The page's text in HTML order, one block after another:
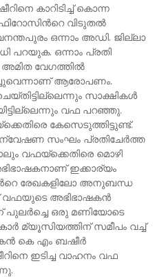
കാറിടിച്ച് കൊന്ന
വിടുതൽ
ഒന്നാം അഡി. ജില്ലാ
പറയുക. ഒന്നാം പ്രതി
അമിത വേഗത്തിൽ
ആരോപണം.
സാക്ഷികൾ
വഫ പറഞ്ഞു.
കേസെടുത്തിട്ടുണ്ട്.
സംഘം പ്രതിചേർത്ത
വഫയ്ക്കെതിരെ മൊഴി
ഇക്കാര്യം
രേഖകളിലോ അനുബന്ധ
വഫയുടെ അഭിഭാഷകൻ
പുലർച്ചെ ഒരു മണിയോടെ
കാർ മ്യൂസിയത്തിന് സമീപം വച്ച്
കെ എം ബഷീർ
ഇടിച്ച വാഹനം വഫ